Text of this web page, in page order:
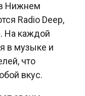
Нижнем
Radio Deep,
На каждой
в музыке и
что
вкус.